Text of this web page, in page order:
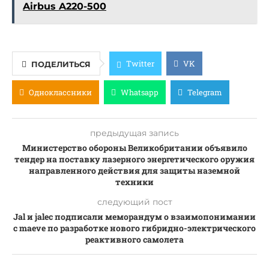
Airbus A220-500
ПОДЕЛИТЬСЯ Twitter VK
Одноклассники Whatsapp Telegram
предыдущая запись
Министерство обороны Великобритании объявило
тендер на поставку лазерного энергетического оружия
направленного действия для защиты наземной
техники
следующий пост
Jal и jalec подписали меморандум о взаимопонимании
с maeve по разработке нового гибридно-электрического
реактивного самолета